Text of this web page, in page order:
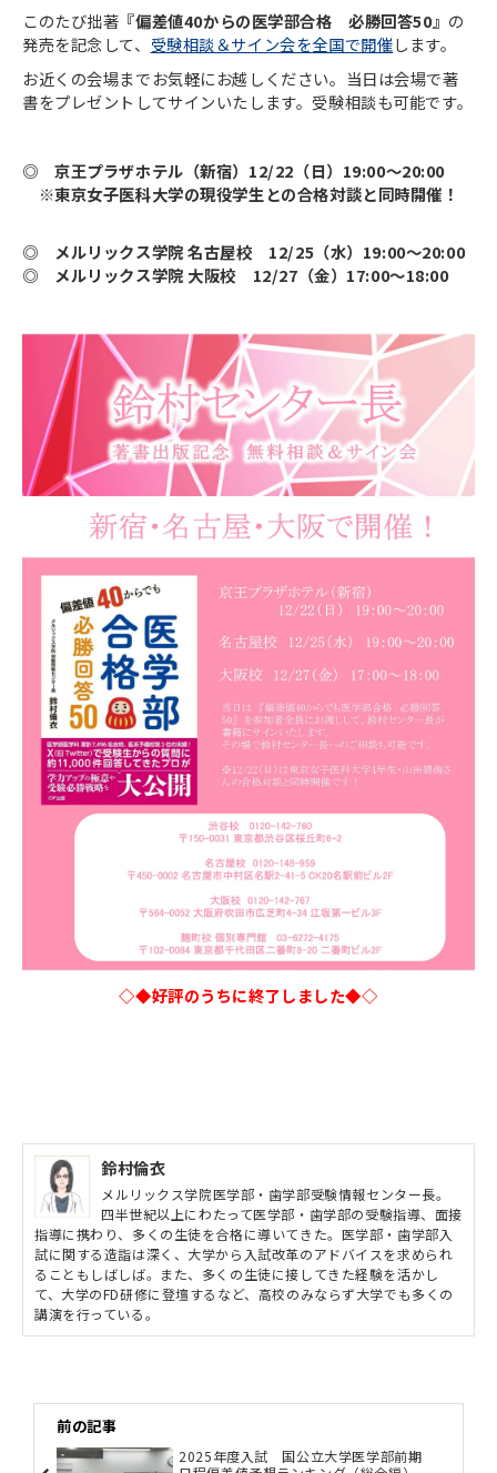
このたび拙著 『偏差値40からの医学部合格 必勝回答50』 の
発売を記念して、 受験相談＆サイン会を全国で開催します。
お近くの会場までお気軽にお越しください。当日は会場で著
書をプレゼントしてサインいたします。受験相談も可能です。
◎ 京王プラザホテル（新宿）12/22（日）19:00～20:00
※東京女子医科大学の現役学生との合格対談と同時開催！
◎ メルリックス学院 名古屋校 12/25（水）19:00～20:00
◎ メルリックス学院 大阪校 12/27（金）17:00～18:00
◇◆好評のうちに終了しました◆◇
鈴村倫衣
メルリックス学院医学部・歯学部受験情報センター長。
四半世紀以上にわたって医学部・歯学部の受験指導、面接
指導に携わり、多くの生徒を合格に導いてきた。医学部・歯学部入
試に関する造詣は深く、大学から入試改革のアドバイスを求められ
ることもしばしば。また、多くの生徒に接してきた経験を活かし
て、大学のFD研修に登壇するなど、高校のみならず大学でも多くの
講演を行っている。
前の記事
2025年度入試 国公立大学医学部前期